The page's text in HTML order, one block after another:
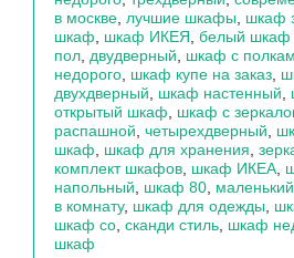
в москве лучшие шкафы шкаф
шкаф
шкаф ИКЕЯ белый шкаф
пол двудверный шкаф с
недорого шкаф купе на заказ
двухдверный
шкаф настенный
открытый шкаф
шкаф с
распашной четырехдверный
шкаф
шкаф для хранения
комплект шкафов шкаф ИКЕА
напольный
шкаф 80
в комнату, шкаф для одежды
шкаф со сканди стиль шкаф
шкаф